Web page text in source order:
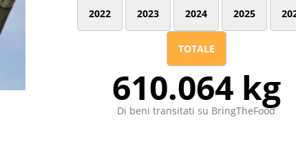
2022 2023 2024 2025
TOTALE
610.064 kg
Di beni transitati su BringTheFood